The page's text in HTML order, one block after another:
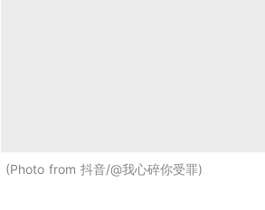
Photo from 抖音/@我心碎你受罪